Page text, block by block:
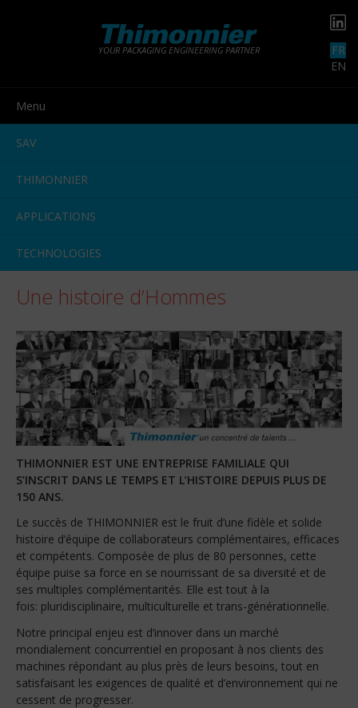
FR
EN
YOUR PACKAGING ENGINEERING PARTNER
Menu
SAV
THIMONNIER
APPLICATIONS
TECHNOLOGIES
Une histoire d’Hommes
THIMONNIER EST UNE ENTREPRISE FAMILIALE QUI
S’INSCRIT DANS LE TEMPS ET L’HISTOIRE DEPUIS PLUS DE
150 ANS.
Le succès de THIMONNIER est le fruit d’une fidèle et solide
histoire d’équipe de collaborateurs complémentaires, efficaces
et compétents. Composée de plus de 80 personnes, cette
équipe puise sa force en se nourrissant de sa diversité et de
ses multiples complémentarités. Elle est tout à la
fois: pluridisciplinaire, multiculturelle et trans-générationnelle.
Notre principal enjeu est d’innover dans un marché
mondialement concurrentiel en proposant à nos clients des
machines répondant au plus près de leurs besoins, tout en
satisfaisant les exigences de qualité et d’environnement qui ne
cessent de progresser.